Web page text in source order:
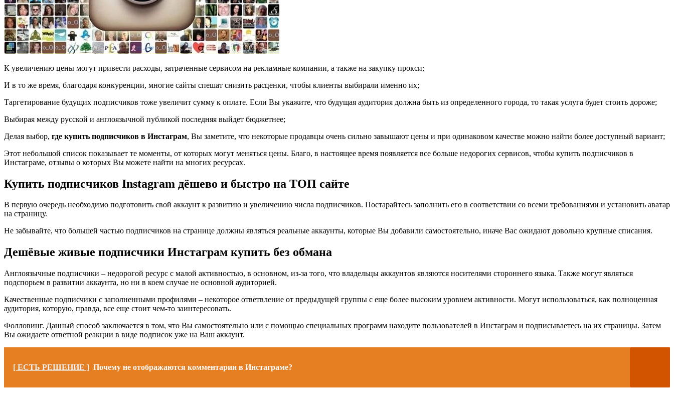
К увеличению цены могут привести расходы, затраченные сервисом на рекламные компании, а также на закупку прокси;
И в то же время, благодаря конкуренции, многие сайты спешат снизить расценки, чтобы клиенты выбирали именно их;
Таргетирование будущих подписчиков тоже увеличит сумму к оплате. Если Вы укажите, что будущая аудитория должна быть из определенного города, то такая услуга будет стоить дороже;
Выбирая между русской и англоязычной публикой последняя выйдет бюджетнее;
Делая выбор, где купить подписчиков в Инстаграм, Вы заметите, что некоторые продавцы очень сильно завышают цены и при одинаковом качестве можно найти более доступный вариант;
Этот небольшой список показывает те моменты, от которых могут меняться цены. Благо, в настоящее время появляется все больше недорогих сервисов, чтобы купить подписчиков в
Инстаграме, отзывы о которых Вы можете найти на многих ресурсах.
Купить подписчиков Instagram дёшево и быстро на ТОП сайте
В первую очередь необходимо подготовить свой аккаунт к развитию и увеличению числа подписчиков. Постарайтесь заполнить его в соответствии со всеми требованиями и установить аватар
на страницу.
Не забывайте, что большей частью подписчиков на странице должны являться реальные аккаунты, которые Вы добавили самостоятельно, иначе Вас ожидают довольно крупные списания.
Дешёвые живые подписчики Инстаграм купить без обмана
Англоязычные подписчики – недорогой ресурс с малой активностью, в основном, из-за того, что владельцы аккаунтов являются носителями стороннего языка. Также могут являться
подспорьем в развитии аккаунта, но ни в коем случае не основной аудиторией.
Качественные подписчики с заполненными профилями – некоторое ответвление от предыдущей группы с еще более высоким уровнем активности. Могут использоваться, как полноценная
аудитория, которую, правда, все еще стоит чем-то заинтересовать.
Фолловинг. Данный способ заключается в том, что Вы самостоятельно или с помощью специальных программ находите пользователей в Инстаграм и подписываетесь на их страницы. Затем
Вы ожидаете ответной реакции в виде подписок уже на Ваш аккаунт.
[ ЕСТЬ РЕШЕНИЕ ] Почему не отображаются комментарии в Инстаграме?